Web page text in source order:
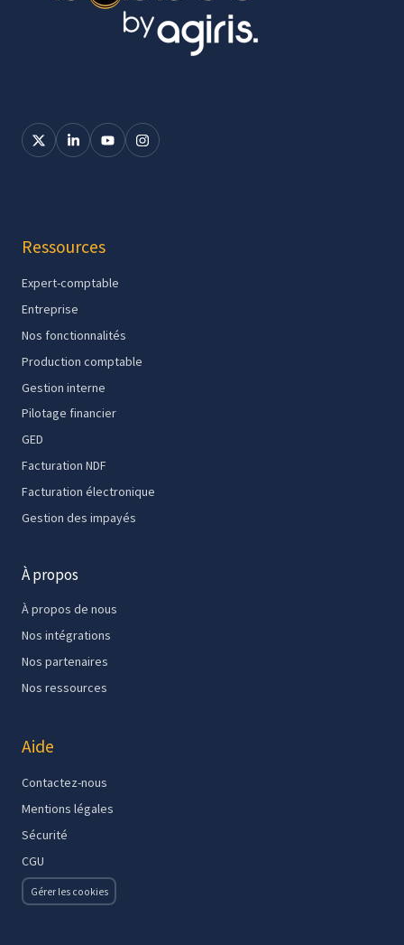
Ressources
Expert-comptable
Entreprise
Nos fonctionnalités
Production comptable
Gestion interne
Pilotage financier
GED
Facturation NDF
Facturation électronique
Gestion des impayés
À propos
À propos de nous
Nos intégrations
Nos partenaires
Nos ressources
Aide
Contactez-nous
Mentions légales
Sécurité
CGU
Gérer les cookies